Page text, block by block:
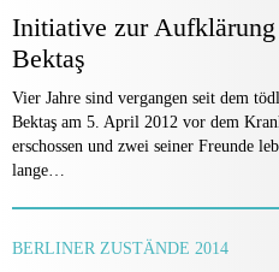
Initiative zur
Bektaş
Vier Jahre sind vergangen seit dem
Bektaş am 5. April 2012 vor dem
erschossen und zwei seiner Freunde
lange…
BERLINER ZUSTÄNDE 2014